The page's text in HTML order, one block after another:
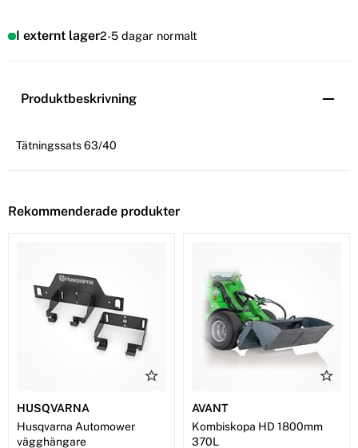
I externt lager2-5 dagar normalt
Produktbeskrivning
Tätningssats 63/40
Rekommenderade produkter
HUSQVARNA
Husqvarna Automower
vägghängare
AVANT
Kombiskopa HD 1800mm
370L